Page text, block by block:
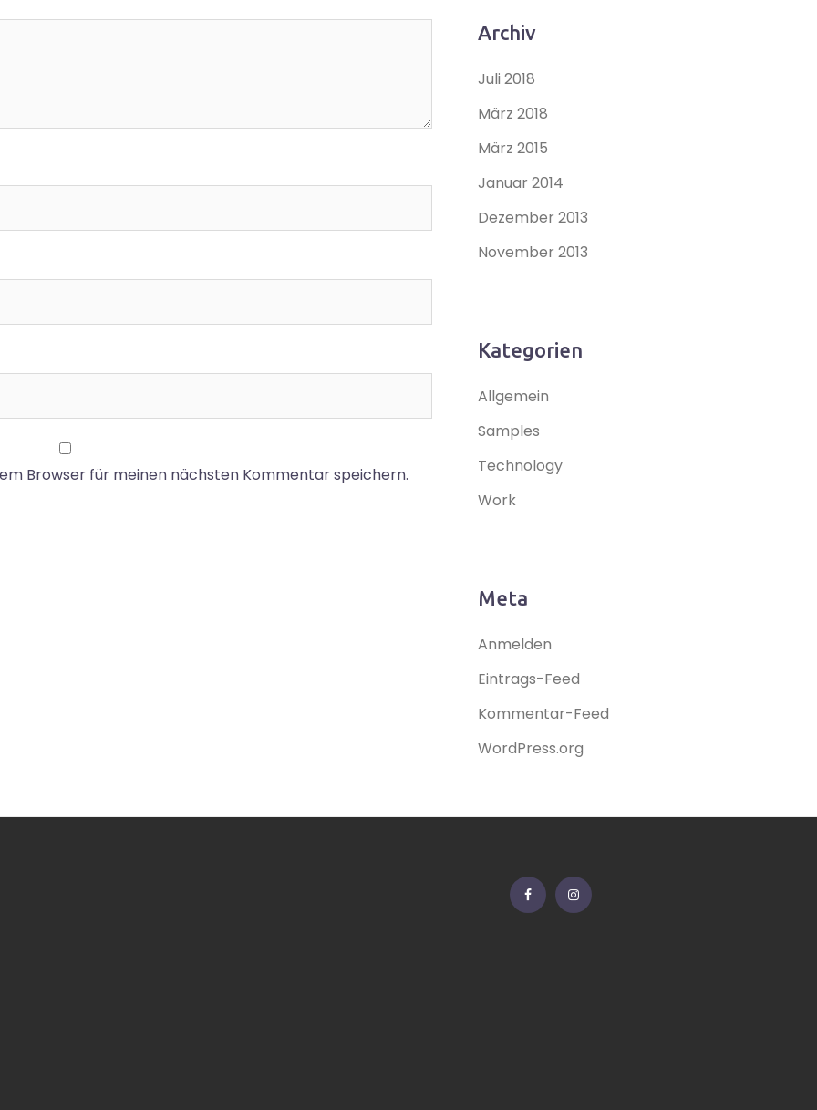
Browser für meinen nächsten Kommentar speichern.
Archiv
Juli 2018
März 2018
März 2015
Januar 2014
Dezember 2013
November 2013
Kategorien
Allgemein
Samples
Technology
Work
Meta
Anmelden
Eintrags-Feed
Kommentar-Feed
WordPress.org
FacebookInstagram